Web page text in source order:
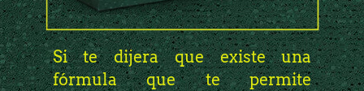
Si te dijera que existe una
fórmula que te permite